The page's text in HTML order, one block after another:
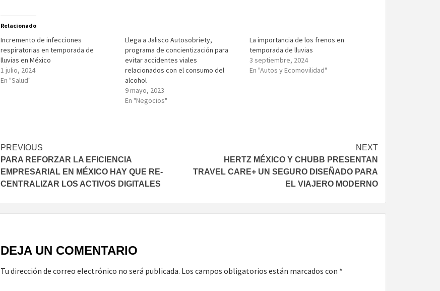
Relacionado
Incremento de infecciones
respiratorias en temporada de
lluvias en México
1 julio, 2024
En "Salud"
Llega a Jalisco Autosobriety,
programa de concientización para
evitar accidentes viales
relacionados con el consumo del
alcohol
9 mayo, 2023
En "Negocios"
La importancia de los frenos en
temporada de lluvias
3 septiembre, 2024
En "Autos y Ecomovilidad"
Post
navigation
PREVIOUS
PARA REFORZAR LA EFICIENCIA
EMPRESARIAL EN MÉXICO HAY QUE RE-
CENTRALIZAR LOS ACTIVOS DIGITALES
NEXT
HERTZ MÉXICO Y CHUBB PRESENTAN
TRAVEL CARE+ UN SEGURO DISEÑADO PARA
EL VIAJERO MODERNO
DEJA UN COMENTARIO
Tu dirección de correo electrónico no será publicada. Los campos obligatorios están marcados con *